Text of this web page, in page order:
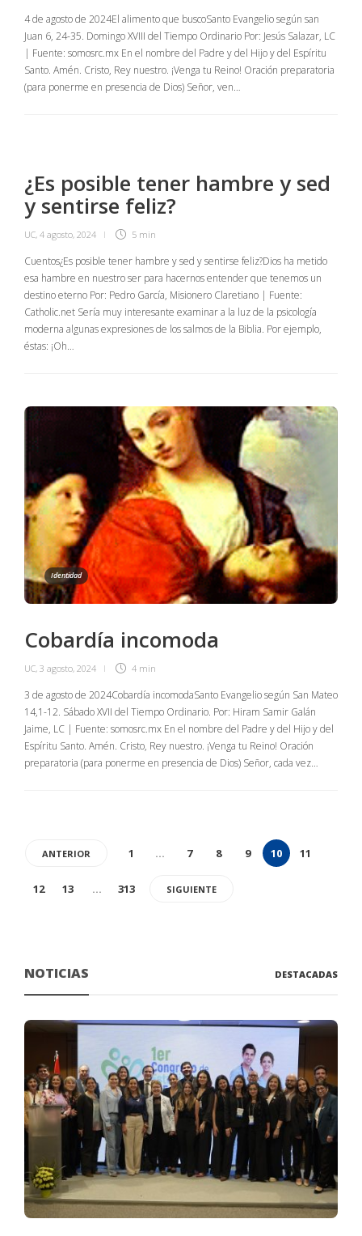
4 de agosto de 2024El alimento que buscoSanto Evangelio según san
Juan 6, 24-35. Domingo XVIII del Tiempo Ordinario Por: Jesús Salazar, LC
| Fuente: somosrc.mx En el nombre del Padre y del Hijo y del Espíritu
Santo. Amén. Cristo, Rey nuestro. ¡Venga tu Reino! Oración preparatoria
(para ponerme en presencia de Dios) Señor, ven…
¿Es posible tener hambre y sed
y sentirse feliz?
UC, 4 agosto, 2024 5 min
Cuentos¿Es posible tener hambre y sed y sentirse feliz?Dios ha metido
esa hambre en nuestro ser para hacernos entender que tenemos un
destino eterno Por: Pedro García, Misionero Claretiano | Fuente:
Catholic.net Sería muy interesante examinar a la luz de la psicología
moderna algunas expresiones de los salmos de la Biblia. Por ejemplo,
éstas: ¡Oh…
Identidad
Cobardía incomoda
UC, 3 agosto, 2024 4 min
3 de agosto de 2024Cobardía incomodaSanto Evangelio según San Mateo
14,1-12. Sábado XVII del Tiempo Ordinario. Por: Hiram Samir Galán
Jaime, LC | Fuente: somosrc.mx En el nombre del Padre y del Hijo y del
Espíritu Santo. Amén. Cristo, Rey nuestro. ¡Venga tu Reino! Oración
preparatoria (para ponerme en presencia de Dios) Señor, cada vez…
ANTERIOR 1 … 7 8 9 10 11
12 13 … 313 SIGUIENTE
NOTICIAS DESTACADAS